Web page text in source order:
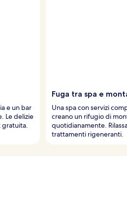
e un bar
Le delizie
gratuita.
Fuga tra spa e
Una spa con servizi
creano un rifugio di
quotidianamente.
trattamenti rigeneranti.